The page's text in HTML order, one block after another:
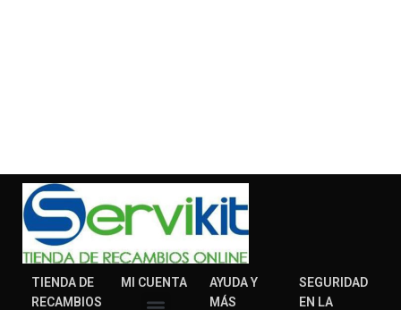
TIENDA DE
RECAMBIOS
MI CUENTA
AYUDA Y
MÁS
SEGURIDAD
EN LA